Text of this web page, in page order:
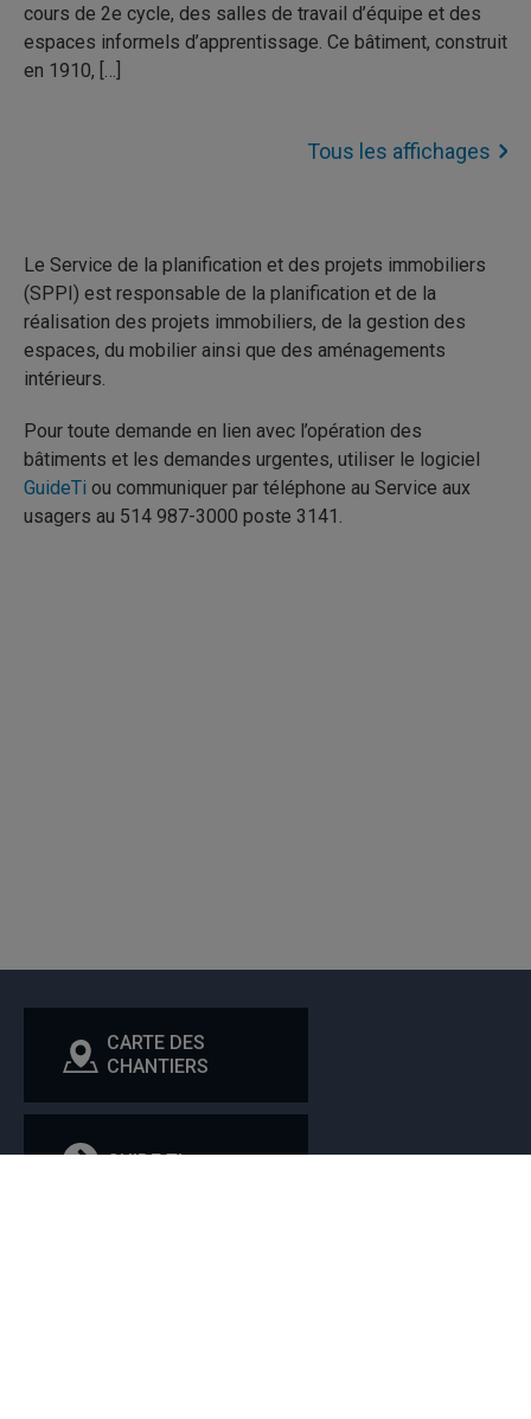
CARTE DES
CHANTIERS
GUIDE TI
cours de 2e cycle, des salles de travail d’équipe et des
espaces informels d’apprentissage. Ce bâtiment, construit
en 1910, […]
Tous les affichages
Le Service de la planification et des projets immobiliers
(SPPI) est responsable de la planification et de la
réalisation des projets immobiliers, de la gestion des
espaces, du mobilier ainsi que des aménagements
intérieurs.
Pour toute demande en lien avec l’opération des
bâtiments et les demandes urgentes, utiliser le logiciel
GuideTi ou communiquer par téléphone au Service aux
usagers au 514 987-3000 poste 3141.